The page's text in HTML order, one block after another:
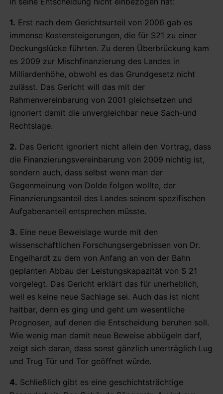
1. Erst nach dem Gerichtsurteil von 2006 gab es
immense Kostensteigerungen, die für S21 zu einer
Deckungslücke führten. Zu deren Überbrückung kam
es 2009 zur Mischfinanzierung des Landes in
Milliardenhöhe, obwohl es das Grundgesetz nicht
zulässt. Das Gericht will das mit der
Rahmenvereinbarung von 2001 gleichsetzen und
ignoriert damit die unvergleichbar neue Sach-und
Rechtslage.
2. Das Gericht ignoriert nicht allein den Vortrag, dass
die Finanzierungsvereinbarung von 2009 nichtig ist,
sondern auch, dass selbst wenn man der
Gegenmeinung von Dolde folgen wollte, der
Finanzierungsanteil des Landes seinem spezifischen
Aufgabenanteil entsprechen müsste.
3. Eine neue Beweislage wurde mit den
wissenschaftlichen Forschungsergebnissen von Dr.
Engelhardt zu dem von Anfang an von der Bahn
geplanten Abbau der Leistungskapazität von S 21
vorgelegt. Das Gericht erklärt das für unerheblich,
weil es keine neue Sachlage sei. Auch das ist nicht
haltbar, denn es ging und geht um wesentliche
Prognosen, auf denen die Entscheidung beruhen soll.
Wie wenig man damit neue Beweise abbügeln darf,
zeigt sich daran, dass sonst gänzlich unerträglich Lug
und Trug Tür und Tor geöffnet würde.
4. Schließlich gibt es eine geschichtsträchtige